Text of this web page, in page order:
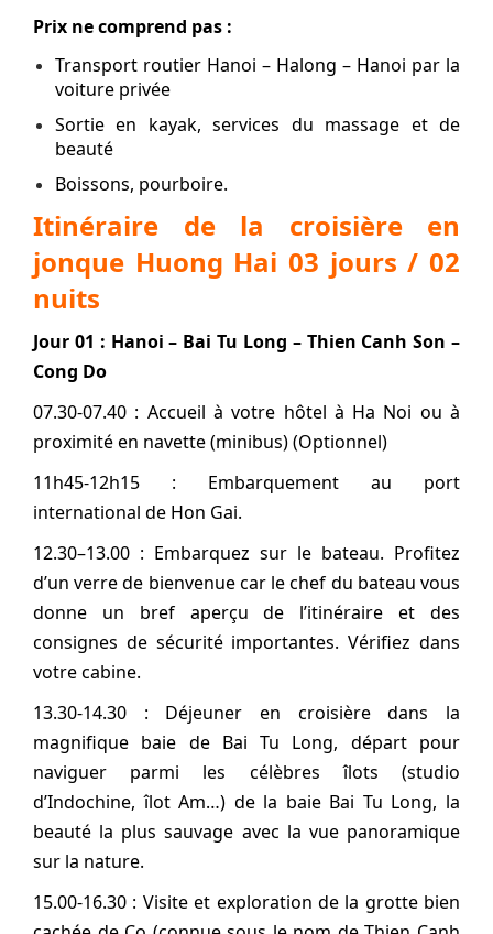
Prix ne comprend pas :
Transport routier Hanoi – Halong – Hanoi par la
voiture privée
Sortie en kayak, services du massage et de
beauté
Boissons, pourboire.
Itinéraire de la croisière en
jonque Huong Hai 03 jours / 02
nuits
Jour 01 : Hanoi – Bai Tu Long – Thien Canh Son –
Cong Do
07.30-07.40 : Accueil à votre hôtel à Ha Noi ou à
proximité en navette (minibus) (Optionnel)
11h45-12h15 : Embarquement au port
international de Hon Gai.
12.30–13.00 : Embarquez sur le bateau. Profitez
d’un verre de bienvenue car le chef du bateau vous
donne un bref aperçu de l’itinéraire et des
consignes de sécurité importantes. Vérifiez dans
votre cabine.
13.30-14.30 : Déjeuner en croisière dans la
magnifique baie de Bai Tu Long, départ pour
naviguer parmi les célèbres îlots (studio
d’Indochine, îlot Am…) de la baie Bai Tu Long, la
beauté la plus sauvage avec la vue panoramique
sur la nature.
15.00-16.30 : Visite et exploration de la grotte bien